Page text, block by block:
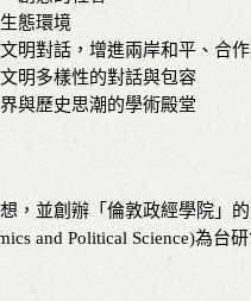
態環境
明對話，增進兩岸和平、合
明多樣性的對話與包容
與歷史思潮的學術殿堂
，並創辦「倫敦政經學院」
and Political Science)為台